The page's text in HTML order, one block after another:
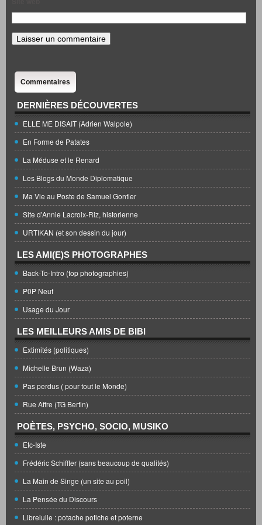
Commentaires
DERNIÈRES DÉCOUVERTES
ELLE ME DISAIT (Adrien Walpole)
En Forme de Patates
La Méduse et le Renard
Les Blogs du Monde Diplomatique
Ma Vie au Poste de Samuel Gontier
Site d'Annie Lacroix-Riz, historienne
URTIKAN (et son dessin du jour)
LES AMI(E)S PHOTOGRAPHES
Back-To-Intro (top photographies)
P0P Neuf
Usage du Jour
LES MEILLEURS AMIS DE BIBI
Extimités (politiques)
Michelle Brun (Waza)
Pas perdus ( pour tout le Monde)
Rue Affre (TG Bertin)
POÈTES, PSYCHO, SOCIO, MUSIKO
Etc-Iste
Frédéric Schiffter (sans beaucoup de qualités)
La Main de Singe (un site au poil)
La Pensée du Discours
Librelulle : potache potiche et poterne